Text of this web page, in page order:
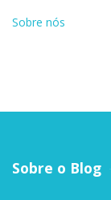
Sobre nós
Sobre o Blog